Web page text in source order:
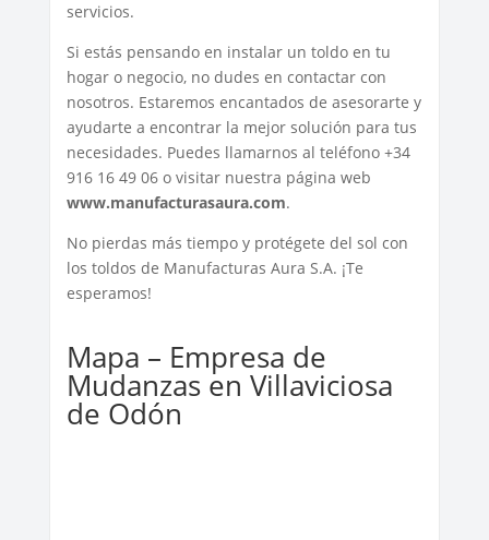
servicios.
Si estás pensando en instalar un toldo en tu
hogar o negocio, no dudes en contactar con
nosotros. Estaremos encantados de asesorarte y
ayudarte a encontrar la mejor solución para tus
necesidades. Puedes llamarnos al teléfono +34
916 16 49 06 o visitar nuestra página web
www.manufacturasaura.com.
No pierdas más tiempo y protégete del sol con
los toldos de Manufacturas Aura S.A. ¡Te
esperamos!
Mapa – Empresa de
Mudanzas en Villaviciosa
de Odón